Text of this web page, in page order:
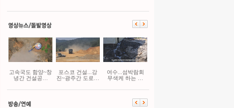
고속국도 함양~창
녕간 건설공…
포스코 건설...강
진~광주간 도로…
여수...섬박람회
무색케 하는 …